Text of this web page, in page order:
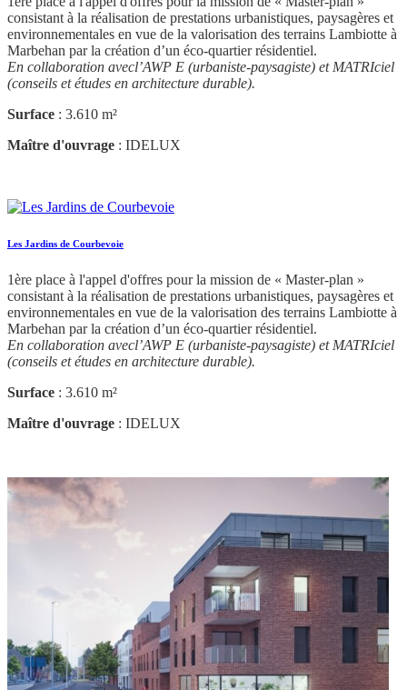
consistant à la réalisation de prestations urbanistiques, paysagères et
environnementales en vue de la valorisation des terrains Lambiotte à
Marbehan par la création d’un éco-quartier résidentiel.
En collaboration avecl’AWP E (urbaniste-paysagiste) et MATRIciel
(conseils et études en architecture durable).
Surface : 3.610 m²
Maître d'ouvrage : IDELUX
Les Jardins de Courbevoie
1ère place à l'appel d'offres pour la mission de « Master-plan »
consistant à la réalisation de prestations urbanistiques, paysagères et
environnementales en vue de la valorisation des terrains Lambiotte à
Marbehan par la création d’un éco-quartier résidentiel.
En collaboration avecl’AWP E (urbaniste-paysagiste) et MATRIciel
(conseils et études en architecture durable).
Surface : 3.610 m²
Maître d'ouvrage : IDELUX